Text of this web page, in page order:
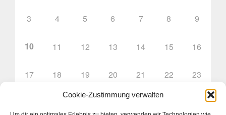
Cookie-Zustimmung verwalten
3 4 5 6 7 8 9
10 11 12 13 14 15 16
17 18 19 20 21 22 23